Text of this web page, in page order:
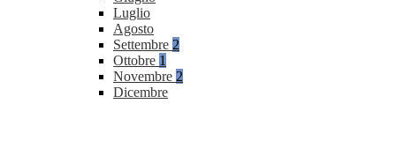
Luglio
Agosto
Settembre 2
Ottobre 1
Novembre 2
Dicembre